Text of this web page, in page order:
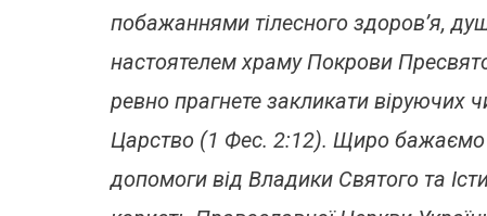
побажаннями тілесного здоров’я,
настоятелем храму Покрови
ревно прагнете закликати віруючих
Царство (1 Фес. 2:12). Щиро бажаємо
допомоги від Владики Святого та